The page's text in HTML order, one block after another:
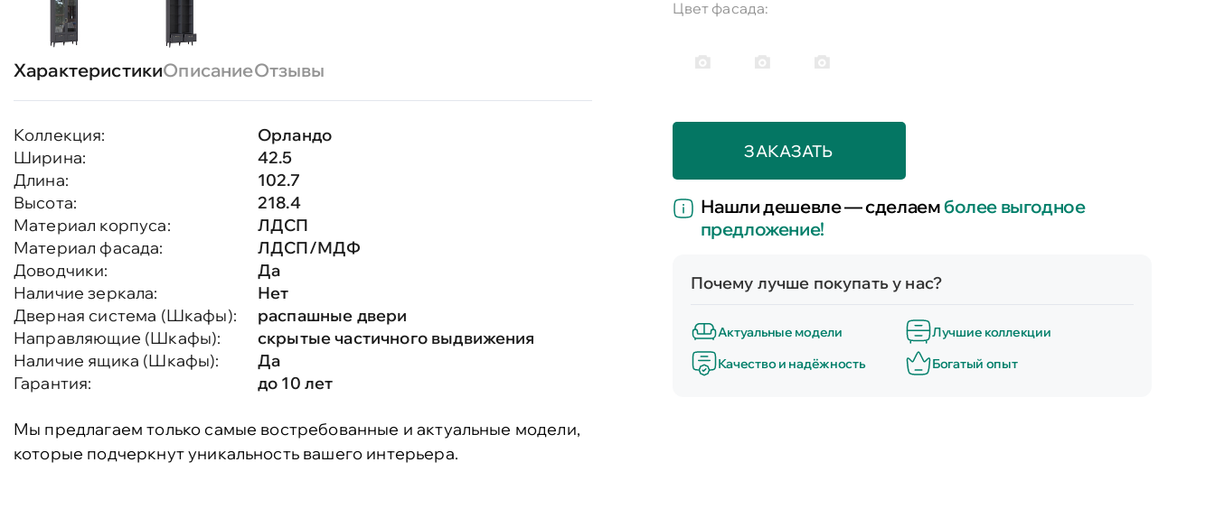
ХарактеристикиОписаниеОтзывы
Коллекция:
Орландо
Ширина:
42.5
Длина:
102.7
Высота:
218.4
Материал корпуса:
ЛДСП
Материал фасада:
ЛДСП/МДФ
Доводчики:
Да
Наличие зеркала:
Нет
Дверная система (Шкафы):
распашные двери
Направляющие (Шкафы):
скрытые частичного выдвижения
Наличие ящика (Шкафы):
Да
Гарантия:
до 10 лет
Мы предлагаем только самые востребованные и актуальные модели,
которые подчеркнут уникальность вашего интерьера.
Цвет фасада:
ЗАКАЗАТЬ
Нашли дешевле — сделаемболее выгодное
предложение!
Почему лучше покупать у нас?
Актуальные модели
Лучшие коллекции
Качество и надёжность
Богатый опыт